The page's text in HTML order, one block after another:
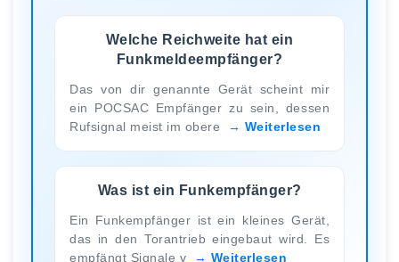
Welche Reichweite hat ein
Funkmeldeempfänger?
Das von dir genannte Gerät scheint mir
ein POCSAC Empfänger zu sein, dessen
Rufsignal meist im obere
Weiterlesen
Was ist ein Funkempfänger?
Ein Funkempfänger ist ein kleines Gerät,
das in den Torantrieb eingebaut wird. Es
empfängt Signale v
Weiterlesen